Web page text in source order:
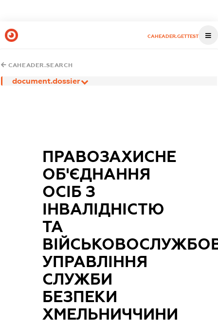
CAHEADER.GETTEST
CAHEADER.SEARCH
document.dossier
ПРАВОЗАХИСНЕ
ОБ'ЄДНАННЯ
ОСІБ З
ІНВАЛІДНІСТЮ
ТА
УПРАВЛІННЯ
СЛУЖБИ
БЕЗПЕКИ
ХМЕЛЬНИЧЧИНИ